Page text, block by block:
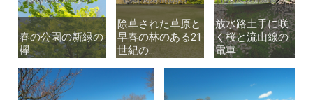
春の公園の新緑の
欅
春の公園の新緑の
欅
除草された草原と
早春の林のある21
世紀の...
除草された草原と
早春の林のある21
世紀の...
放水路土手に咲
く桜と流山線の
電車
放水路土手に咲
く桜と流山線の
電車